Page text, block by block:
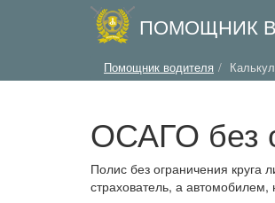
ПОМОЩНИК
Помощник водителя
ОСАГО без
Полис без ограничения круга
страхователь, а